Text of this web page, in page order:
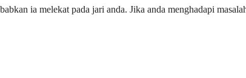
ia melekat pada jari anda. Jika anda menghadapi